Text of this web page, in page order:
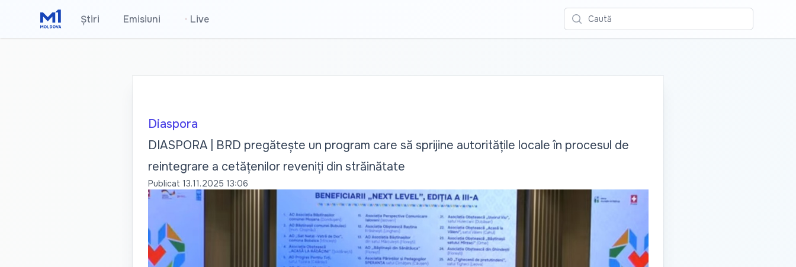
Știri Emisiuni • Live Caută
Diaspora
DIASPORA | BRD pregătește un program care să sprijine autoritățile locale în procesul de
reintegrare a cetățenilor reveniți din străinătate
Publicat 13.11.2025 13:06